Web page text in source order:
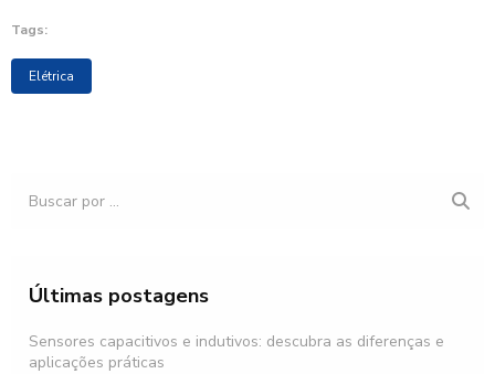
Tags:
Elétrica
Últimas postagens
Sensores capacitivos e indutivos: descubra as diferenças e
aplicações práticas